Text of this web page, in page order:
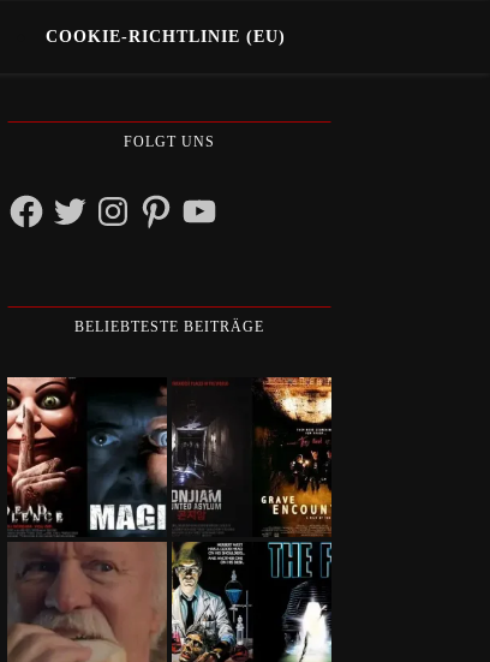
COOKIE-RICHTLINIE (EU)
FOLGT UNS
FacebookTwitterInstagramPinterestYouTube
BELIEBTESTE BEITRÄGE